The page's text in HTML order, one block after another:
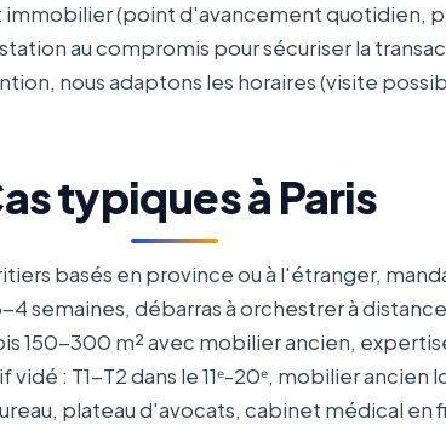
(point d'avancement quotidien,
au compromis pour sécuriser la
nous adaptons les horaires (visite
typiques à Paris
basés en province ou à l'étranger,
semaines, débarras à orchestrer à
150-300 m² avec mobilier ancien,
: T1-T2 dans le 11ᵉ-20ᵉ, mobilier ancien
plateau d'avocats, cabinet médical en